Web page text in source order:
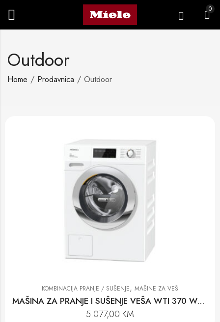
0
Outdoor
Home Prodavnica Outdoor
KOMBINACIJA PRANJE / SUŠENJE, MAŠINE ZA VEŠ
MAŠINA ZA PRANJE I SUŠENJE VEŠA WTI 370 WPM
5.077,00 KM